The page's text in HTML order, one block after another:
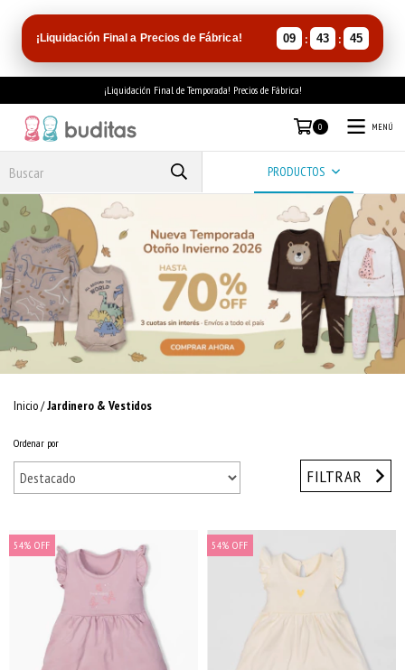
¡Liquidación Final a Precios de Fábrica! 09 : 43 : 45
¡Liquidación Final de Temporada! Precios de Fábrica!
0 MENÚ
PRODUCTOS
Inicio/Jardinero & Vestidos
Ordenar por
FILTRAR
54% OFF 54% OFF